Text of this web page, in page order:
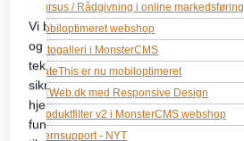
Kursus / Rådgivning i online markedsføring
Mobiloptimeret webshop
Fotogalleri i MonsterCMS
RateThis er nu mobiloptimeret
CTWeb.dk med Responsive Design
Produktfilter v2 i MonsterCMS webshop
Fjernsupport - NYT